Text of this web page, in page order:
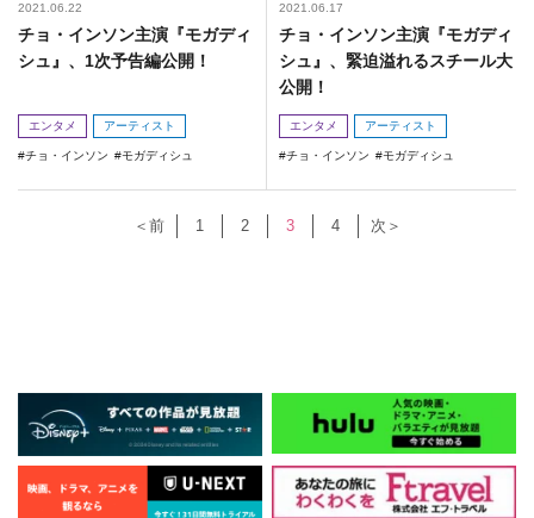
2021.06.22
チョ・インソン主演『モガディ
シュ』、1次予告編公開！
エンタメ アーティスト
チョ・インソン モガディシュ
2021.06.17
チョ・インソン主演『モガディ
シュ』、緊迫溢れるスチール大
公開！
エンタメ アーティスト
チョ・インソン モガディシュ
＜前 1 2 3 4 次＞